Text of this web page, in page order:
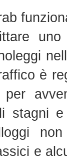
è
stagni
e